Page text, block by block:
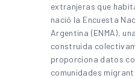
extranjeras que
nació la Encuesta
Argentina (ENMA),
construida
proporciona datos
comunidades